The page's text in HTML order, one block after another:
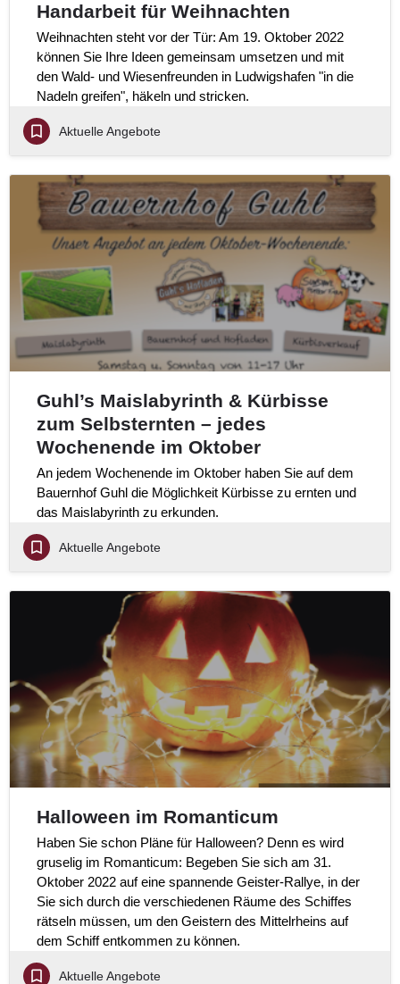
Handarbeit für Weihnachten
Weihnachten steht vor der Tür: Am 19. Oktober 2022
können Sie Ihre Ideen gemeinsam umsetzen und mit
den Wald- und Wiesenfreunden in Ludwigshafen "in die
Nadeln greifen", häkeln und stricken.
Aktuelle Angebote
Guhl’s Maislabyrinth & Kürbisse
zum Selbsternten – jedes
Wochenende im Oktober
An jedem Wochenende im Oktober haben Sie auf dem
Bauernhof Guhl die Möglichkeit Kürbisse zu ernten und
das Maislabyrinth zu erkunden.
Aktuelle Angebote
Halloween im Romanticum
Haben Sie schon Pläne für Halloween? Denn es wird
gruselig im Romanticum: Begeben Sie sich am 31.
Oktober 2022 auf eine spannende Geister-Rallye, in der
Sie sich durch die verschiedenen Räume des Schiffes
rätseln müssen, um den Geistern des Mittelrheins auf
dem Schiff entkommen zu können.
Aktuelle Angebote